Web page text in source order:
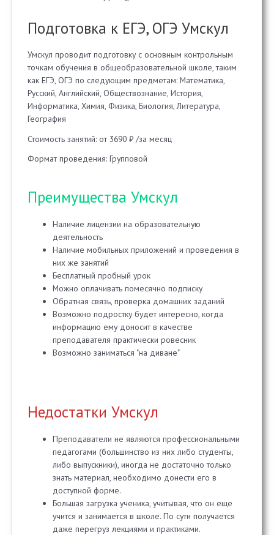
Подготовка к ЕГЭ, ОГЭ Умскул
Умскул проводит подготовку с основным контрольным
точкам обучения в общеобразовательной школе, таким
как ЕГЭ, ОГЭ по следующим предметам: Математика,
Русский, Английский, Обществознание, История,
Информатика, Химия, Физика, Биология, Литература,
География
Стоимость занятий: от 3690 ₽ /за месяц
Формат проведения: Групповой
Преимущества Умскул
Наличие лицензии на образовательную
деятельность
Наличие мобильных приложений и проведения в
них же занятий
Бесплатный пробный урок
Можно оплачивать помесячно подписку
Обратная связь, проверка домашних заданий
Возможно подростку будет интересно, когда
информацию ему доносит в качестве
преподавателя практически ровесник
Возможно заниматься "на диване"
Недостатки Умскул
Преподаватели не являются профессиональными
педагогами (большинство из них либо студенты,
либо выпускники), иногда не достаточно только
знать материал, необходимо донести его в
доступной форме.
Большая загрузка ученика, учитывая, что он еще
учится и занимается в школе. По сути получается
даже перегруз лекциями и практиками.